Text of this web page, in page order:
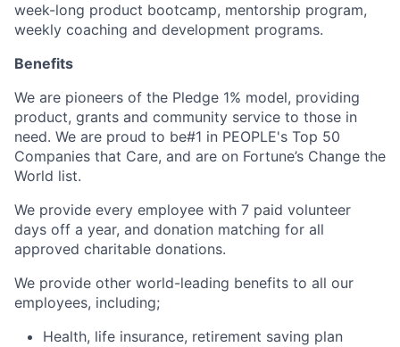
week-long product bootcamp, mentorship program,
weekly coaching and development programs.
Benefits
We are pioneers of the Pledge 1% model, providing
product, grants and community service to those in
need. We are proud to be#1 in PEOPLE's Top 50
Companies that Care, and are on Fortune’s Change the
World list.
We provide every employee with 7 paid volunteer
days off a year, and donation matching for all
approved charitable donations.
We provide other world-leading benefits to all our
employees, including;
Health, life insurance, retirement saving plan